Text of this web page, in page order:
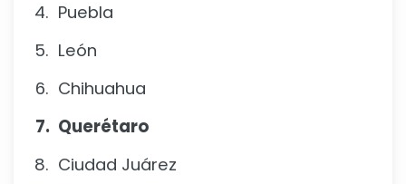
Puebla
León
Chihuahua
Querétaro
Ciudad Juárez